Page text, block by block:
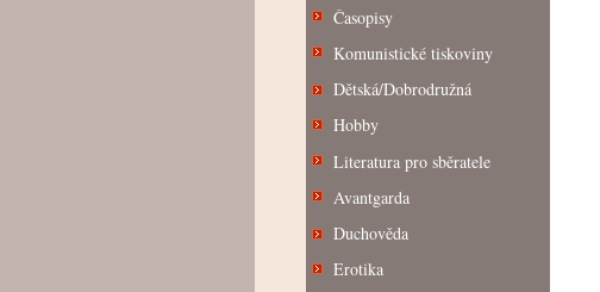
Časopisy
Komunistické tiskoviny
Dětská/Dobrodružná
Hobby
Literatura pro sběratele
Avantgarda
Duchověda
Erotika